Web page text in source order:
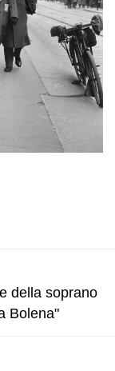
della soprano
Bolena"